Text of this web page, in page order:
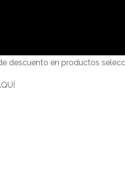
descuento en productos